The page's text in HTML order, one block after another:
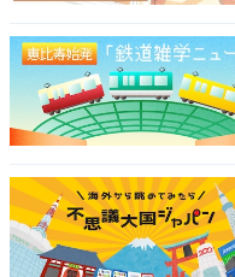
回答者からは、「二人
っくり！」（50代女性
くんが童顔過ぎて結婚
さんもプライベートが
め、この2人が夫婦だと